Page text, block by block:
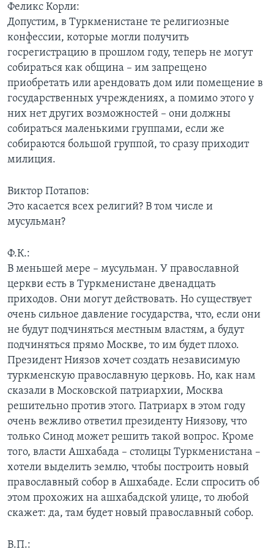
Феликс Корли:
Допустим, в Туркменистане те религиозные
конфессии, которые могли получить
госрегистрацию в прошлом году, теперь не могут
собираться как община – им запрещено
приобретать или арендовать дом или помещение в
государственных учреждениях, а помимо этого у
них нет других возможностей – они должны
собираться маленькими группами, если же
собираются большой группой, то сразу приходит
милиция.
Виктор Потапов:
Это касается всех религий? В том числе и
мусульман?
Ф.К.:
В меньшей мере – мусульман. У православной
церкви есть в Туркменистане двенадцать
приходов. Они могут действовать. Но существует
очень сильное давление государства, что, если они
не будут подчиняться местным властям, а будут
подчиняться прямо Москве, то им будет плохо.
Президент Ниязов хочет создать независимую
туркменскую православную церковь. Но, как нам
сказали в Московской патриархии, Москва
решительно против этого. Патриарх в этом году
очень вежливо ответил президенту Ниязову, что
только Синод может решить такой вопрос. Кроме
того, власти Ашхабада – столицы Туркменистана –
хотели выделить землю, чтобы построить новый
православный собор в Ашхабаде. Если спросить об
этом прохожих на ашхабадской улице, то любой
скажет: да, там будет новый православный собор.
В.П.: